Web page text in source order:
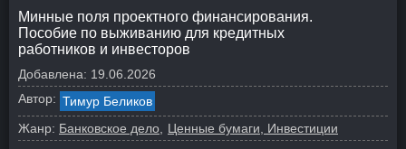
Минные поля проектного финансирования.
Пособие по выживанию для кредитных
работников и инвесторов
Добавлена: 19.06.2026
Автор: Тимур Беликов
Жанр: Банковское дело
Ценные бумаги, Инвестиции